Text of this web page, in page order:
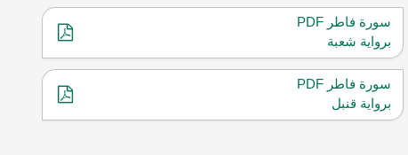
سورة فاطر PDF
برواية شعبة
سورة فاطر PDF
برواية قنبل